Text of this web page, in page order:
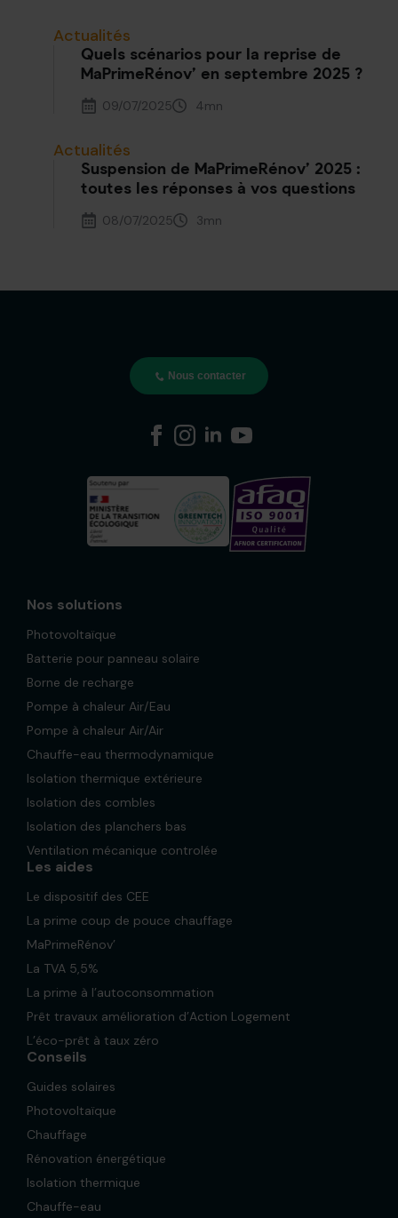
Actualités
Quels scénarios pour la reprise de
MaPrimeRénov’ en septembre 2025 ?
09/07/2025
4mn
Actualités
Suspension de MaPrimeRénov’ 2025 :
toutes les réponses à vos questions
08/07/2025
3mn
Nous contacter
Nos solutions
Photovoltaïque
Batterie pour panneau solaire
Borne de recharge
Pompe à chaleur Air/Eau
Pompe à chaleur Air/Air
Chauffe-eau thermodynamique
Isolation thermique extérieure
Isolation des combles
Isolation des planchers bas
Ventilation mécanique controlée
Les aides
Le dispositif des CEE
La prime coup de pouce chauffage
MaPrimeRénov’
La TVA 5,5%
La prime à l’autoconsommation
Prêt travaux amélioration d’Action Logement
L’éco-prêt à taux zéro
Conseils
Guides solaires
Photovoltaïque
Chauffage
Rénovation énergétique
Isolation thermique
Chauffe-eau